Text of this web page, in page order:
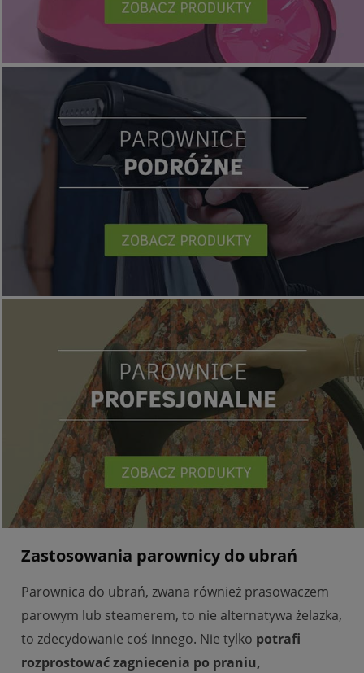
Zastosowania parownicy do ubrań
Parownica do ubrań, zwana również prasowaczem
parowym lub steamerem, to nie alternatywa żelazka,
to zdecydowanie coś innego. Nie tylko potrafi
rozprostować zagniecenia po praniu,